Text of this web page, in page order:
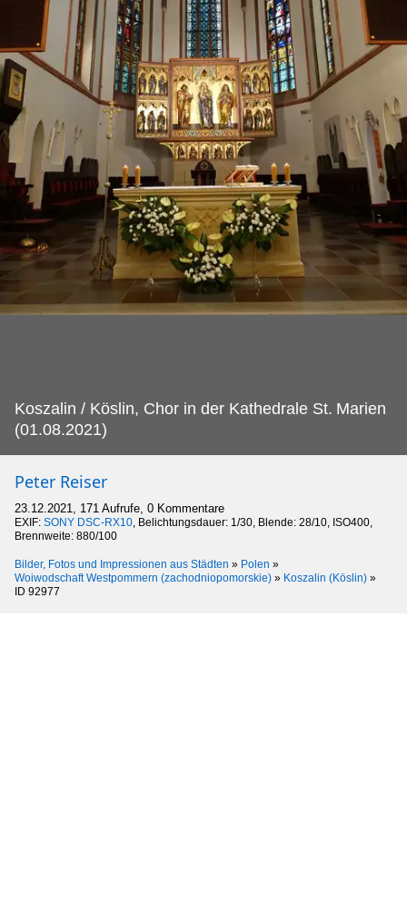
Koszalin / Köslin, Chor in der Kathedrale St. Marien
(01.08.2021)
Peter Reiser
23.12.2021, 171 Aufrufe, 0 Kommentare
EXIF: SONY DSC-RX10, Belichtungsdauer: 1/30, Blende: 28/10, ISO400,
Brennweite: 880/100
Bilder, Fotos und Impressionen aus Städten » Polen »
Woiwodschaft Westpommern (zachodniopomorskie) » Koszalin (Köslin) »
ID 92977